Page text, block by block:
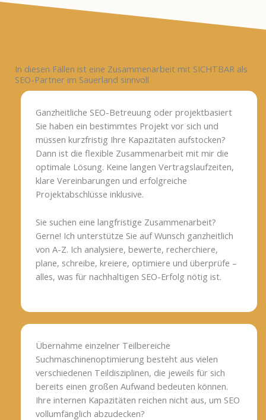
In diesen Fällen ist eine Zusammenarbeit mit SICHTBAR als
SEO-Partner im Sauerland sinnvoll
Ganzheitliche SEO-Betreuung oder projektbasiert
Sie haben ein bestimmtes Projekt vor sich und
müssen kurzfristig Ihre Kapazitäten aufstocken?
Dann ist die flexible Zusammenarbeit mit mir die
optimale Lösung. Keine langen Vertragslaufzeiten,
klare Vereinbarungen und erfolgreiche
Projektabschlüsse inklusive.
Sie suchen eine langfristige Zusammenarbeit?
Gerne! Ich unterstütze Sie auf Wunsch ganzheitlich
von A-Z. Ich analysiere, bewerte, recherchiere,
plane, schreibe, kreiere, optimiere und überprüfe –
alles, was für nachhaltigen SEO-Erfolg nötig ist.
Übernahme einzelner Teilbereiche
Suchmaschinenoptimierung besteht aus vielen
verschiedenen Teildisziplinen, die jeweils für sich
bereits einen großen Aufwand bedeuten können.
Ihre internen Kapazitäten reichen nicht aus, um SEO
vollumfänglich abzudecken?